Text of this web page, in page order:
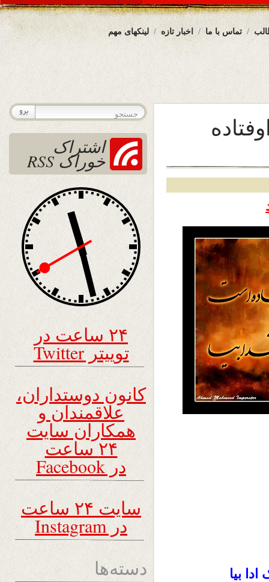
لینکهای مهم اخبار تازه تماس با ما
بیا
اشتراک
خوراک RSS
۲۴ ساعت در
توییتر Twitter
کانون دوستداران،
علاقمندان و
همکاران سایت
۲۴ ساعت
در Facebook
سایت ۲۴ ساعت
در Instagram
دسته‌ها